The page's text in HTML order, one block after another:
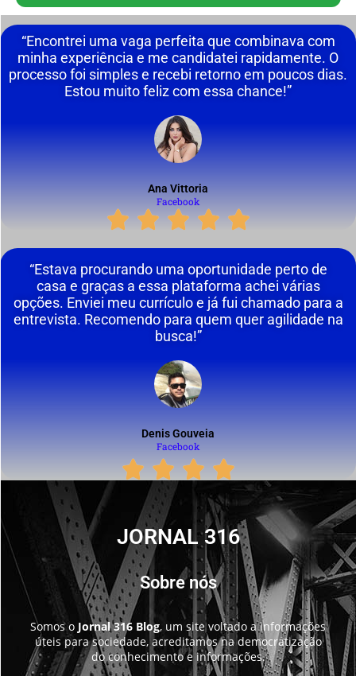
“Encontrei uma vaga perfeita que combinava com
minha experiência e me candidatei rapidamente. O
processo foi simples e recebi retorno em poucos dias.
Estou muito feliz com essa chance!”
Ana Vittoria
Facebook
“Estava procurando uma oportunidade perto de
casa e graças a essa plataforma achei várias
opções. Enviei meu currículo e já fui chamado para a
entrevista. Recomendo para quem quer agilidade na
busca!”
Denis Gouveia
Facebook
JORNAL 316
Sobre nós
Somos o Jornal 316 Blog, um site voltado a informações
úteis para sociedade, acreditamos na democratização
do conhecimento e informações.